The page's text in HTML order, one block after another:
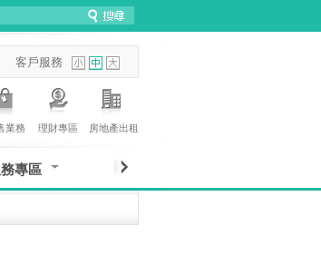
客戶服務
業務 理財專區 房地產出租
專區